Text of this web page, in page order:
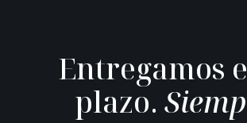
Entregamos e
plazo. Siemp